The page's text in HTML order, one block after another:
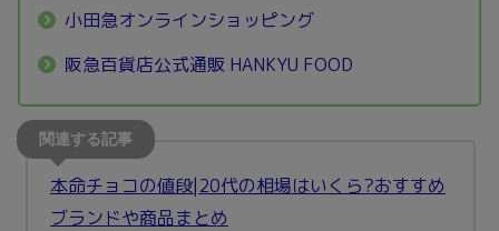
小田急オンラインショッピング
阪急百貨店公式通販 HANKYU FOOD
本命チョコの値段|20代の相場はいくら?おすすめ
ブランドや商品まとめ